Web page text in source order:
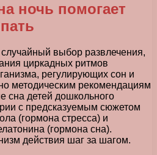
ночь помогает
выбор развлечения,
циркадных ритмов
регулирующих сон и
методическим рекомендациям
сна детей дошкольного
с предсказуемым сюжетом
(гормона стресса) и
(гормона сна).
действия шаг за шагом.